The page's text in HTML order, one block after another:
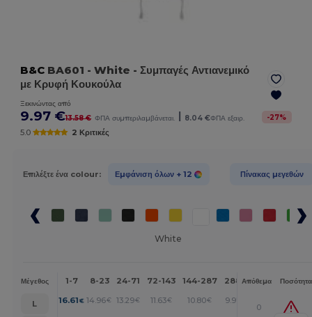
B&C BA601 - White - Συμπαγές Αντιανεμικό
με Κρυφή Κουκούλα
Ξεκινώντας από
9.97 €13.58 € ΦΠΑ συμπεριλαμβάνεται. 8.04 €ΦΠΑ εξαιρ. -27%
5.0 2 Κριτικές
Επιλέξτε ένα colour: Εμφάνιση όλων + 12 Πίνακας μεγεθών
White
Μέγεθος 1-7 8-23 24-71 72-143 144-287 288 + Περισσότερα
Απόθεμα Ποσότητα
L 16.61 € 14.96€ 13.29€ 11.63€ 10.80€ 9.97
0